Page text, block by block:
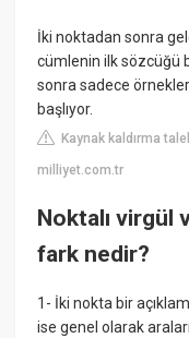
İki noktadan sonra
cümlenin ilk sözcüğü
sonra sadece
başlıyor.
Kaynak kaldırma
milliyet.com.tr
Noktalı virgül
fark nedir?
1- İki nokta bir
ise genel olarak